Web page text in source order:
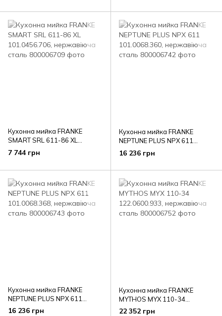
Кухонна мийка FRANKE
SMART SRL 611-86 XL
101.0456.706, нержавіюча
7 744 грн
Кухонна мийка FRANKE
NEPTUNE PLUS NPX 611
101.0068.360, нержавіюча
16 236 грн
Кухонна мийка FRANKE
NEPTUNE PLUS NPX 611
101.0068.368, нержавіюча
16 236 грн
Кухонна мийка FRANKE
MYTHOS MYX 110-34
122.0600.933, нержавіюча
22 352 грн